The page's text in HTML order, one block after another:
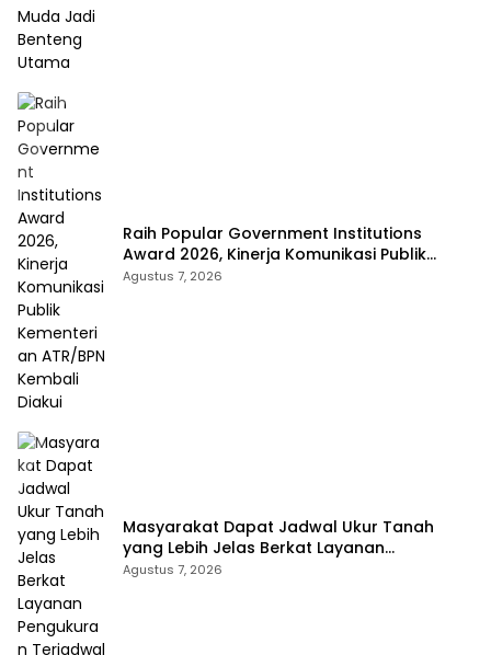
Raih Popular Government Institutions
Award 2026, Kinerja Komunikasi Publik
Kementerian ATR/BPN Kembali Diakui
Agustus 7, 2026
Masyarakat Dapat Jadwal Ukur Tanah
yang Lebih Jelas Berkat Layanan
Pengukuran Terjadwal
Agustus 7, 2026